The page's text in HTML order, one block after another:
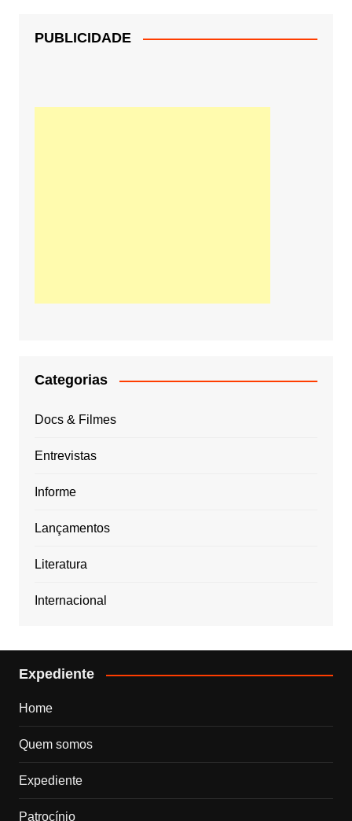
PUBLICIDADE
Categorias
Docs & Filmes
Entrevistas
Informe
Lançamentos
Literatura
Internacional
Expediente
Home
Quem somos
Expediente
Patrocínio